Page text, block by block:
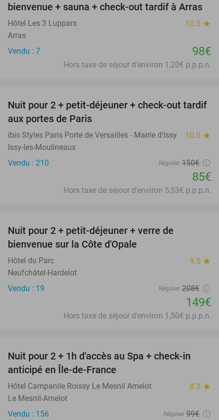
bienvenue + sauna + check-out tardif à Arras
Hôtel Les 3 Luppars 10.0 star
Arras
Vendu : 7
98€
Hors taxe de séjour d'environ 1,20€ p.p.p.n.
43%
Nuit pour 2 + petit-déjeuner + check-out tardif
aux portes de Paris
ibis Styles Paris Porte de Versailles - Mairie d'Issy 10.0 star
Issy-les-Moulineaux
Vendu : 210
Régulier 150€
85€
Hors taxe de séjour d'environ 5,53€ p.p.p.n.
Nuit pour 2 + petit-déjeuner + verre de
bienvenue sur la Côte d'Opale
Hôtel du Parc 9.5 star
Neufchâtel-Hardelot
Vendu : 19
Régulier 208€
149€
Hors taxe de séjour d'environ 1,50€ p.p.p.n.
42%
Nuit pour 2 + 1h d'accès au Spa + check-in
anticipé en Île-de-France
Hôtel Campanile Roissy Le Mesnil Amelot 8.3 star
Le Mesnil-Amelot
Vendu : 156
Régulier 99€